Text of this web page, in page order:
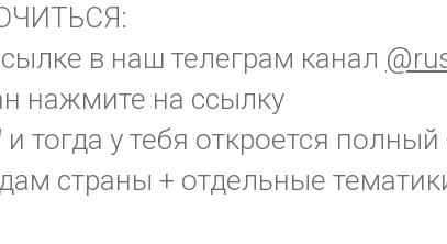
в наш телеграм канал
нажмите на ссылку
и тогда у тебя откроется
страны + отдельные